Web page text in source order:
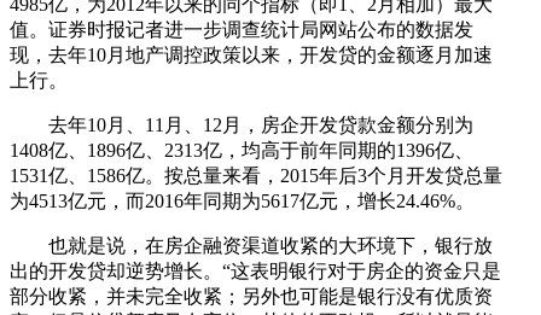
值。证券时报记者进一步调查统计局网站公布的数据发
现，去年10月地产调控政策以来，开发贷的金额逐月加速
上行。
去年10月、11月、12月，房企开发贷款金额分别为
1408亿、1896亿、2313亿，均高于前年同期的1396亿、
1531亿、1586亿。按总量来看，2015年后3个月开发贷总量
为4513亿元，而2016年同期为5617亿元，增长24.46%。
也就是说，在房企融资渠道收紧的大环境下，银行放
出的开发贷却逆势增长。“这表明银行对于房企的资金只是
部分收紧，并未完全收紧；另外也可能是银行没有优质资